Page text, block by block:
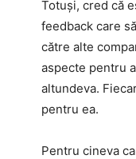
Totuși, cred că
feedback care
către alte
aspecte pentru
altundeva.
pentru ea.
Pentru cineva